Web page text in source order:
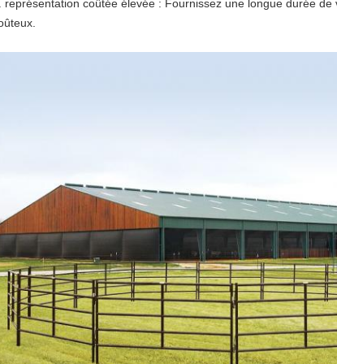
représentation coûtée élevée : Fournissez une longue durée